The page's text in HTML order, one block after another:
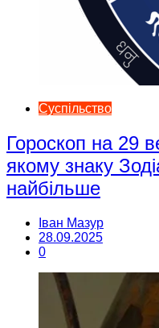
Суспільство
Гороскоп на 29
якому знаку
найбільше
Іван Мазур
28.09.2025
0